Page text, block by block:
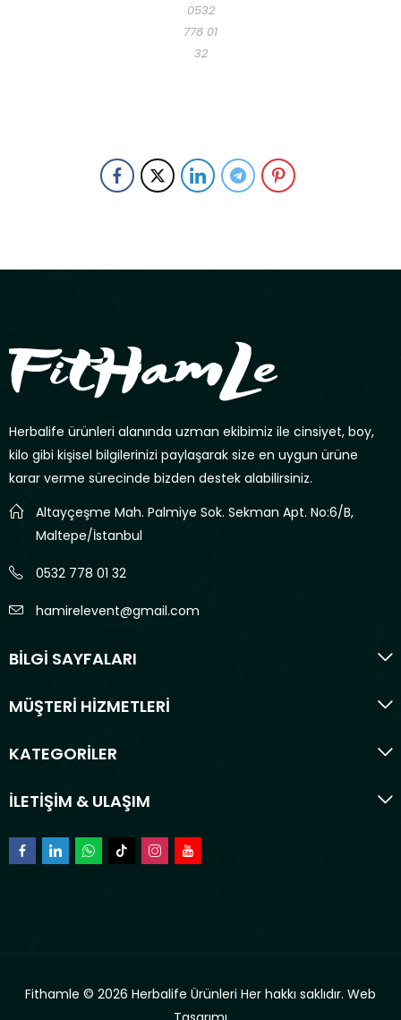
0532
778 01
32
Herbalife ürünleri alanında uzman ekibimiz ile cinsiyet, boy,
kilo gibi kişisel bilgilerinizi paylaşarak size en uygun ürüne
karar verme sürecinde bizden destek alabilirsiniz.
Altayçeşme Mah. Palmiye Sok. Sekman Apt. No:6/B,
Maltepe/İstanbul
0532 778 01 32
hamirelevent@gmail.com
BİLGİ SAYFALARI
MÜŞTERİ HİZMETLERİ
KATEGORİLER
İLETİŞİM & ULAŞIM
Fithamle © 2026 Herbalife Ürünleri Her hakkı saklıdır. Web